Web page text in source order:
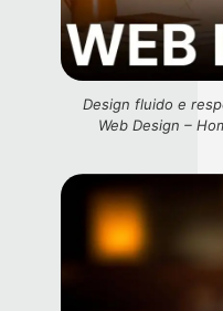
Design fluido e
Web Design –